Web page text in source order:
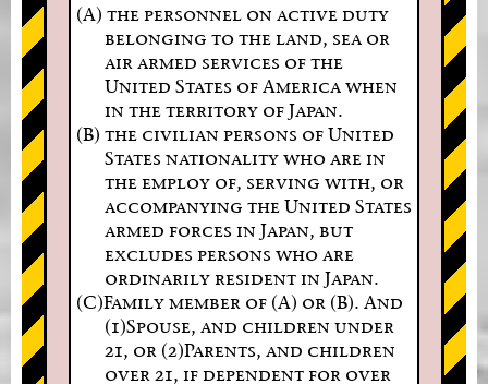
(A) the personnel on active duty
belonging to the land, sea or
air armed services of the
United States of America when
in the territory of Japan.
(B) the civilian persons of United
States nationality who are in
the employ of, serving with, or
accompanying the United States
armed forces in Japan, but
excludes persons who are
ordinarily resident in Japan.
(C)Family member of (A) or (B). And
(1)Spouse, and children under
21, or (2)Parents, and children
over 21, if dependent for over